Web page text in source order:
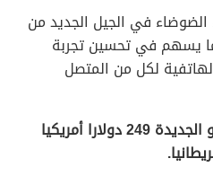
في الجيل الجديد من
يسهم في تحسين تجربة
لكل من المتصل
يبلغ سعر سماعة إيربودز برو الجديدة 249 دولارا أمريكيا